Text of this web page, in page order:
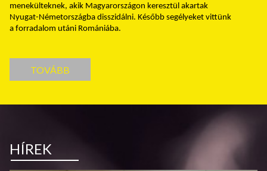
menekülteknek, akik Magyarországon keresztül akartak
Nyugat-Németországba disszidálni. Később segélyeket vittünk
a forradalom utáni Romániába.
TOVÁBB
HÍREK